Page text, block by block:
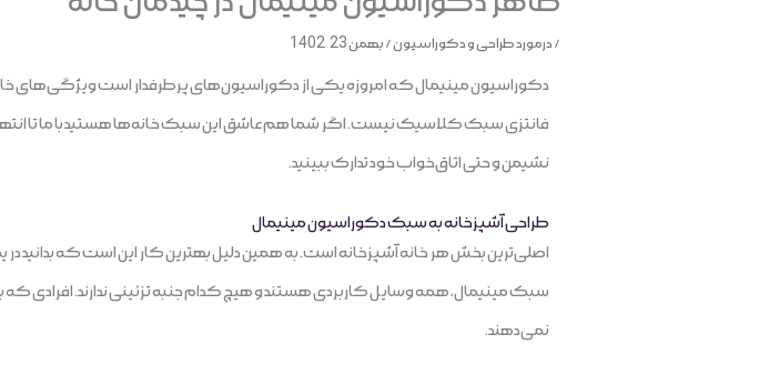
/درمورد طراحی و دکوراسیون/بهمن 23, 1402
دکوراسیون مینیمال که امروزه یکی از دکوراسیون‌های پرطرفدار است
فانتزی سبک کلاسیک نیست. اگر شما هم عاشق این سبک خانه‌ها هستید با ما تا انتهای
نشیمن و حتی اتاق‌خواب خود تدارک ببینید.
طراحی آشپزخانه به سبک دکوراسیون مینیمال
اصلی‌ترین بخش هر خانه آشپزخانه است. به همین دلیل بهترین کار این است که بدانید در
سبک مینیمال، همه وسایل کاربردی هستند و هیچ کدام جنبه تزئینی ندارند. افرادی
نمی‌دهند.